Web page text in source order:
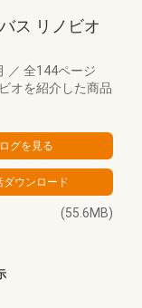
ス リノビオ
／ 全144ページ
オを紹介した商品
(55.6MB)